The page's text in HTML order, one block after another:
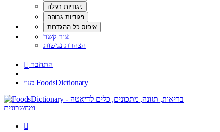
צור קשר
הצהרת נגישות
 התחבר
מנוי FoodsDictionary
